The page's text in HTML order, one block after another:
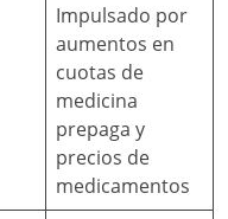
Impulsado por
aumentos en
cuotas de
medicina
prepaga y
precios de
medicamentos